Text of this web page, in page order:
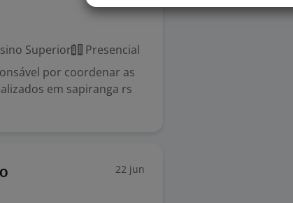
Superior
Presencial
por coordenar as
em sapiranga rs
22 jun